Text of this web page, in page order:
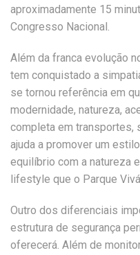
aproximadamente 15
Congresso Nacional.
Além da franca evolução
tem conquistado a
se tornou referência em
modernidade, natureza,
completa em transportes,
ajuda a promover um
equilíbrio com a natureza
lifestyle que o Parque
Outro dos diferenciais
estrutura de segurança
oferecerá. Além de